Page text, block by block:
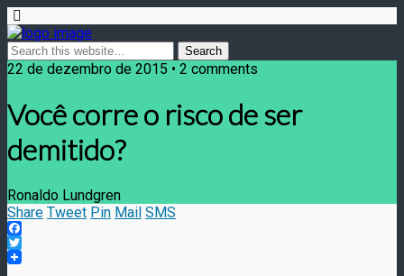
22 de dezembro de 2015 • 2 comments
Você corre o risco de ser
demitido?
Ronaldo Lundgren
Share Tweet Pin Mail SMS
Facebook
Twitter